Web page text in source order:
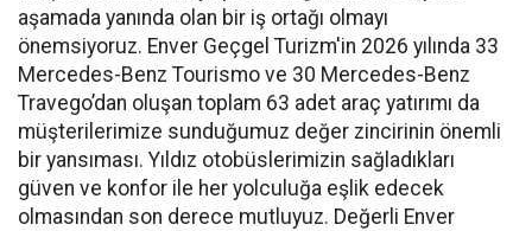
aşamada yanında olan bir iş ortağı olmayı
önemsiyoruz. Enver Geçgel Turizm'in 2026 yılında 33
Mercedes-Benz Tourismo ve 30 Mercedes-Benz
Travego’dan oluşan toplam 63 adet araç yatırımı da
müşterilerimize sunduğumuz değer zincirinin önemli
bir yansıması. Yıldız otobüslerimizin sağladıkları
güven ve konfor ile her yolculuğa eşlik edecek
olmasından son derece mutluyuz. Değerli Enver